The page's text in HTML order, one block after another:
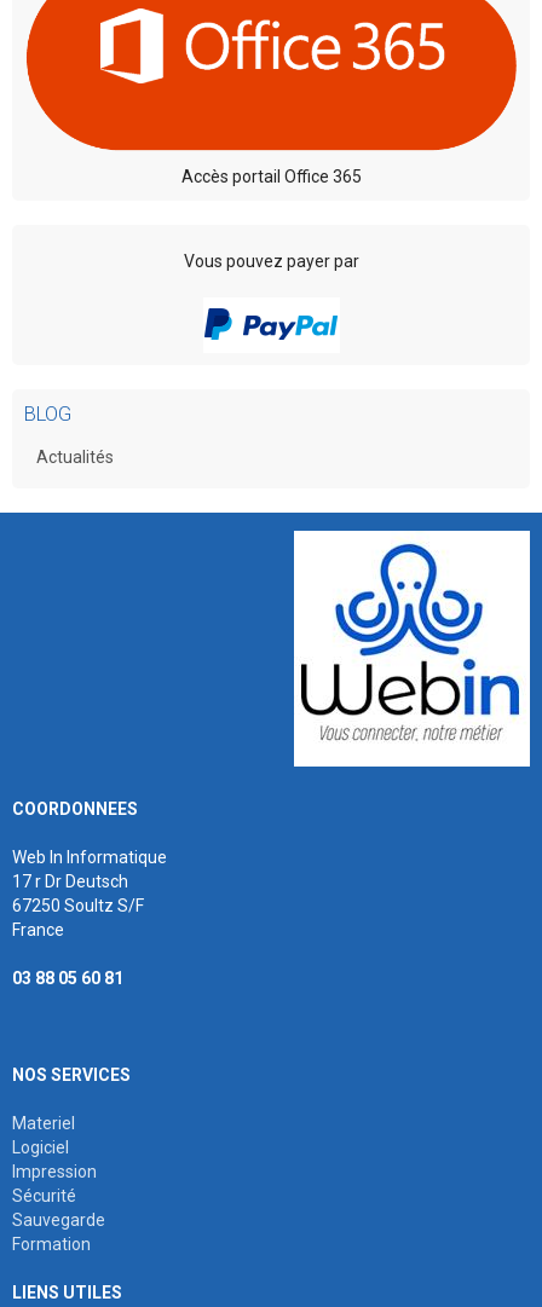
Accès portail Office 365
Vous pouvez payer par
BLOG
Actualités
COORDONNEES
Web In Informatique
17 r Dr Deutsch
67250 Soultz S/F
France
03 88 05 60 81
NOS SERVICES
Materiel
Logiciel
Impression
Sécurité
Sauvegarde
Formation
LIENS UTILES